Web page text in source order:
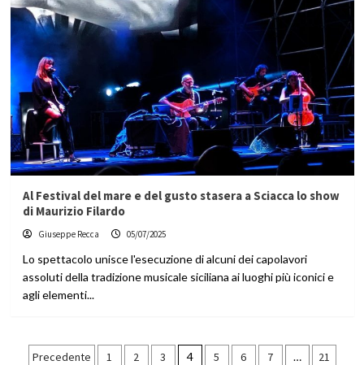
Al Festival del mare e del gusto stasera a Sciacca lo show
di Maurizio Filardo
Giuseppe Recca 05/07/2025
Lo spettacolo unisce l'esecuzione di alcuni dei capolavori
assoluti della tradizione musicale siciliana ai luoghi più iconici e
agli elementi...
Precedente 1 2 3 4 5 6 7 … 21